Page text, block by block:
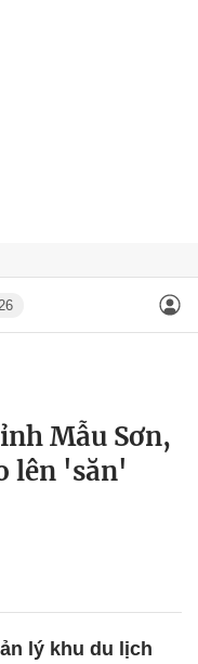
Mẫu Sơn,
lên 'săn'
lý khu du lịch